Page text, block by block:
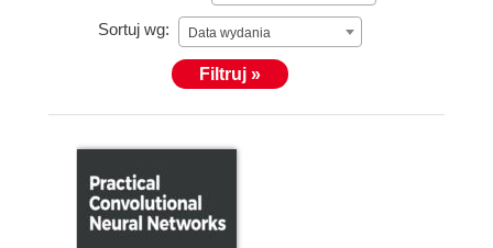
Sortuj wg: Data wydania
Filtruj »